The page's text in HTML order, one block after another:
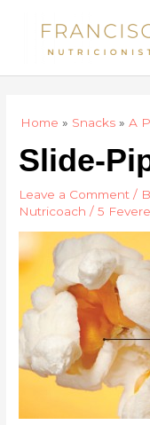
Home Snacks A
Slide-
Leave a Comment /
Nutricoach/5